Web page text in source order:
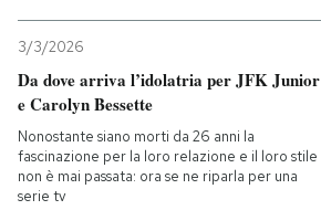
3/3/2026
Da dove arriva l’idolatria per JFK Junior
e Carolyn Bessette
Nonostante siano morti da 26 anni la
fascinazione per la loro relazione e il loro stile
non è mai passata: ora se ne riparla per una
serie tv